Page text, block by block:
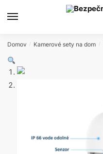
Domov / Kamerové sety na dom /